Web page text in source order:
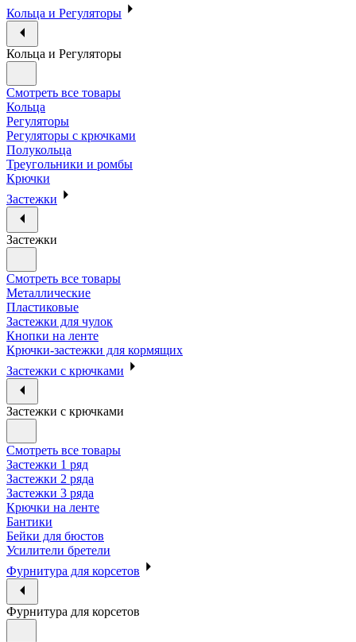
Кольца и Регуляторы
Кольца и Регуляторы
Смотреть все товары
Кольца
Регуляторы
Регуляторы с крючками
Полукольца
Треугольники и ромбы
Крючки
Застежки
Застежки
Смотреть все товары
Металлические
Пластиковые
Застежки для чулок
Кнопки на ленте
Крючки-застежки для кормящих
Застежки с крючками
Застежки с крючками
Смотреть все товары
Застежки 1 ряд
Застежки 2 ряда
Застежки 3 ряда
Крючки на ленте
Бантики
Бейки для бюстов
Усилители бретели
Фурнитура для корсетов
Фурнитура для корсетов